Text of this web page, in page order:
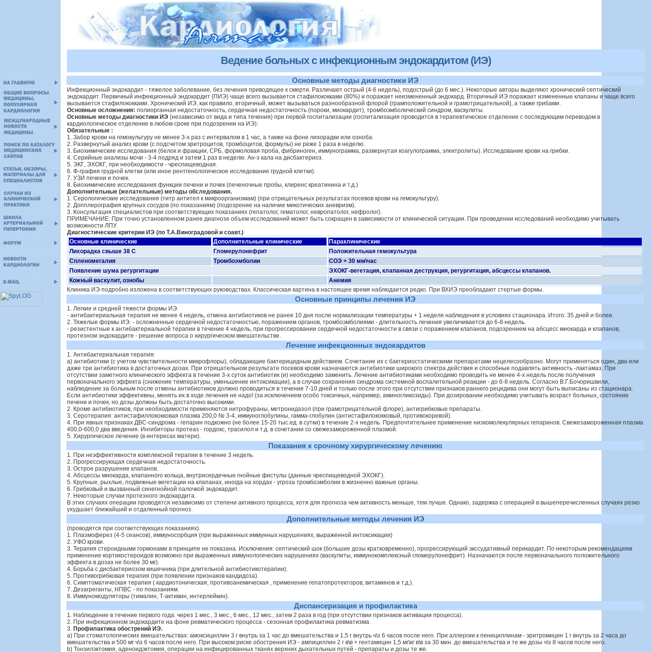
Ведение больных с инфекционным эндокардитом (ИЭ)
Основные методы диагностики ИЭ
Инфекционный эндокардит - тяжелое заболевание, без лечения приводящее к смерти. Различают острый (4-6 недель), подострый (до 6 мес.). Некоторые авторы выделяют хронический септический
эндокардит. Первичный инфекционный эндокардит (ПИЭ) чаще всего вызывается стафилококками (80%) и поражает неизмененный эндокард. Вторичный ИЭ поражает измененные клапаны и чаще всего
вызывается стафилококками. Хронический ИЭ, как правило, вторичный, может вызываться разнообразной флорой (грамположительной и грамотрицательной), а также грибами.
Основные осложнения: полиорганная недостаточность, сердечная недостаточность (пороки, миокардит), тромбоэмболический синдром, васкулиты.
Основные методы диагностики ИЭ (независимо от вида и типа течения) при первой госпитализации (госпитализация проводится в терапевтическое отделение с последующим переводом в
кардиологическое отделение в любом сроке при подозрении на ИЭ):
Обязательные :
1. Забор крови на гемокультуру не менее 3-х раз с интервалом в 1 час, а также на фоне лихорадки или озноба.
2. Развернутый анализ крови (с подсчетом эритроцитов, тромбоцитов, формулы) не реже 1 раза в неделю.
3. Биохимические исследования (белок и фракции, СРБ, формоловая проба, фибриноген, иммунограмма, развернутая коагулограмма, электролиты). Исследование крови на грибки.
4. Серийные анализы мочи - 3-4 подряд и затем 1 раз в неделю. Ан-з кала на дисбактериоз.
5. ЭКГ, ЭХОКГ, при необходимости - чреспищеводная.
6. Ф-графия грудной клетки (или иное рентгенологическое исследование грудной клетки).
7. УЗИ печени и почек.
8. Биохимические исследования функции печени и почек (печеночные пробы, клиренс креатинина и т.д.)
Дополнительные (желательные) методы обследования.
1. Серологические исследования (титр антител к микроорганизмам) (при отрицательных результатах посевов крови на гемокультуру).
2. Допплерография крупных сосудов (по показаниям) (подозрение на наличие микотических аневризм).
3. Консультация специалистов при соответствующих показаниях (гепатолог, гематолог, невропатолог, нефролог).
ПРИМЕЧАНИЕ: При точно установленном ранее диагнозе объем исследований может быть сокращен в зависимости от клинической ситуации. При проведении исследований необходимо учитывать
возможности ЛПУ.
Диагностические критерии ИЭ (по Т.А.Виноградовой и соавт.)
Основные клинические
Дополнительные клинические
Параклинические
Лихорадка свыше 38 С
Гломерулонефрит
Положительная гемокультура
Спленомегалия
Тромбоэмболии
СОЭ > 30 мм\час
Появление шума регургитации
ЭХОКГ-вегетация, клапанная деструкция, регургитация, абсцессы клапанов.
Кожный васкулит, ознобы
Анемия
Клиника ИЭ подробно изложена в соответствующих руководствах. Классическая картина в настоящее время наблюдается редко. При ВХИЭ преобладают стертые формы.
Основные принципы лечения ИЭ
1. Легкие и средней тяжести формы ИЭ.
- антибактериальная терапия не менее 4 недель, отмена антибиотиков не ранее 10 дня после нормализации температуры + 1 неделя наблюдения в условиях стационара. Итого: 35 дней и более.
2. Тяжелые формы ИЭ. - осложненные сердечной недостаточностью, поражением органов, тромбоэмболиями - длительность лечения увеличивается до 6-8 недель.
- резистентные к антибактериальной терапии в течение 4 недель, при прогрессировании сердечной недостаточности в связи с поражением клапанов, подозрением на абсцесс миокарда и клапанов,
протезном эндокардите - решение вопроса о хирургическом вмешательстве.
Лечение инфекционных эндокардитов
1. Антибактериальная терапия:
а) антибиотики (с учетом чувствительности микрофлоры), обладающие бактерицидным действием. Сочетание их с бактериостатическими препаратами нецелесообразно. Могут применяться один, два или
даже три антибиотика в достаточных дозах. При отрицательном результате посевов крови назначаются антибиотики широкого спектра действия и способные подавлять активность -лактамаз. При
отсутствии заметного клинического эффекта в течение 3-х суток антибиотик (и) необходимо заменить. Лечение антибиотиками необходимо проводить не менее 4-х недель после получения
первоначального эффекта (снижение температуры, уменьшение интоксикации), а в случае сохранения синдрома системной воспалительной реакции - до 6-8 недель. Согласно В.Г.Бочоришвили,
наблюдение за больным после отмены антибиотиков должно проводиться в течение 7-10 дней и только после этого при отсутствии признаков раннего рецидива они могут быть выписаны из стационара.
Если антибиотики эффективны, менять их в ходе лечения не надо! (за исключением особо токсичных, например, аминогликозиды). При дозировании необходимо учитывать возраст больных, состояние
печени и почек, но дозы должны быть достаточно высокими.
2. Кроме антибиотиков, при необходимости применяются нитрофураны, метронидазол (при грамотрицательной флоре), антигрибковые препараты.
3. Серотерапия: антистафиллококковая плазма 200,0 № 3-4, иммуноглобулины, гамма-глобулин (антистафилококковый, противокоревой).
4. При явных признаках ДВС-синдрома - гепарин подкожно (не более 15-20 тыс.ед. в сутки) в течение 2-х недель. Предпочтительнее применение низкомолекулярных гепаринов. Свежезамороженная плазма
400,0-600,0 два введения. Ингибиторы протеаз - гордокс, трасилол и т.д. в сочетании со свежезамороженной плазмой.
5. Хирургическое лечение (в интересах матери).
Показания к срочному хирургическому лечению
1. При неэффективности комплексной терапии в течение 3 недель.
2. Прогрессирующая сердечная недостаточность.
3. Острое разрушение клапанов.
4. Абсцессы миокарда, клапанного кольца, внутрисердечные гнойные фистулы (данные чреспищеводной ЭХОКГ).
5. Крупные, рыхлые, подвижные вегетации на клапанах, иногда на хордах - угроза тромбоэмболии в жизненно важные органы.
6. Грибковый и вызванный синегнойной палочкой эндокардит.
7. Некоторые случаи протезного эндокардита.
В этих случаях операции проводятся независимо от степени активного процесса, хотя для прогноза чем активность меньше, тем лучше. Однако, задержка с операцией в вышеперечисленных случаях резко
ухудшает ближайший и отдаленный прогноз.
Дополнительные методы лечения ИЭ
(проводятся при соответствующих показаниях).
1. Плазмоферез (4-5 сеансов), иммуносорбция (при выраженных иммунных нарушениях, выраженной интоксикации)
2. УФО крови.
3. Терапия стероидными гормонами в принципе не показана. Исключения: септический шок (большие дозы кратковременно), прогрессирующий экссудативный перикардит. По некоторым рекомендациям
применение кортикостероидов возможно при выраженных иммунологических нарушениях (васкулиты, иммунокомплексный гломерулонефрит). Назначаются после первоначального положительного
эффекта в дозах не более 30 мг).
4. Борьба с дисбактериозом кишечника (при длительной антибиотикотерапии).
5. Противогрибковая терапия (при появлении признаков кандидоза).
6. Симптоматическая терапия ( кардиотоническая, противоанемическая , применение гепатопротекторов, витаминов и т.д.).
7. Дезагреганты, НПВС - по показаниям.
8. Иммуномодуляторы (тималин, Т-активин, интерлейкин).
Диспансеризация и профилактика
1. Наблюдение в течение первого года: через 1 мес., 3 мес., 6 мес., 12 мес., затем 2 раза в год (при отсутствии признаков активации процесса).
2. При инфекционном эндокардите на фоне ревматического процесса - сезонная профилактика ревматизма.
3. Профилактика обострений ИЭ.
a) При стоматологических вмешательствах: амоксициллин 3 г внутрь за 1 час до вмешательства и 1,5 г внутрь ч\з 6 часов после него. При аллергии к пенициллинам - эритромицин 1 г внутрь за 2 часа до
вмешательства и 500 мг ч\з 6 часов после него. При высоком риске обострения ИЭ - ампициллин 2 г в\в + гентамицин 1,5 мг\кг в\в за 30 мин. до вмешательства и те же дозы ч\з 8 часов после него.
b) Тонзилэктомия, аденоидэктомия, операции на инфицированных тканях верхних дыхательных путей - препараты и дозы те же.